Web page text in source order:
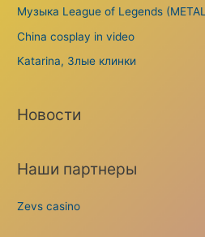
Музыка League of Legends
China cosplay in video
Katarina, Злые клинки
Новости
Наши партнеры
Zevs casino